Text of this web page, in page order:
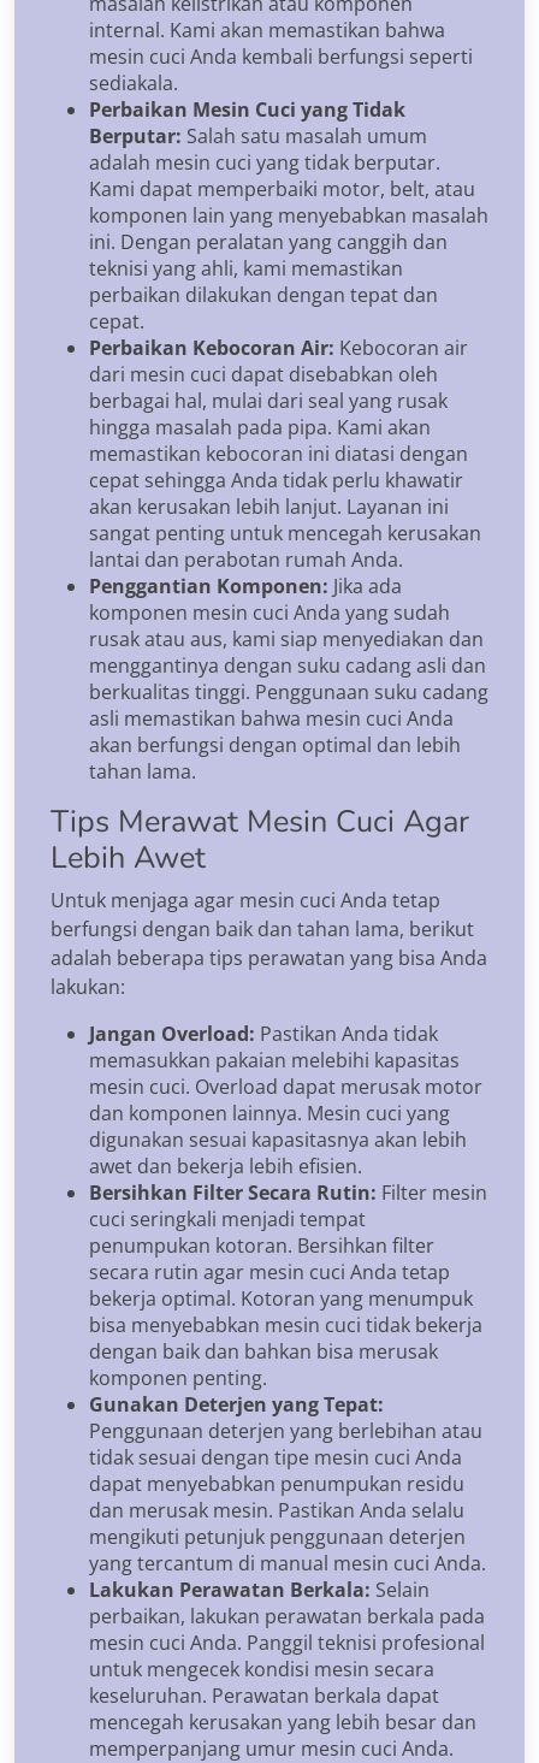
internal. Kami akan memastikan bahwa
mesin cuci Anda kembali berfungsi seperti
sediakala.
Perbaikan Mesin Cuci yang Tidak
Berputar: Salah satu masalah umum
adalah mesin cuci yang tidak berputar.
Kami dapat memperbaiki motor, belt, atau
komponen lain yang menyebabkan masalah
ini. Dengan peralatan yang canggih dan
teknisi yang ahli, kami memastikan
perbaikan dilakukan dengan tepat dan
cepat.
Perbaikan Kebocoran Air: Kebocoran air
dari mesin cuci dapat disebabkan oleh
berbagai hal, mulai dari seal yang rusak
hingga masalah pada pipa. Kami akan
memastikan kebocoran ini diatasi dengan
cepat sehingga Anda tidak perlu khawatir
akan kerusakan lebih lanjut. Layanan ini
sangat penting untuk mencegah kerusakan
lantai dan perabotan rumah Anda.
Penggantian Komponen: Jika ada
komponen mesin cuci Anda yang sudah
rusak atau aus, kami siap menyediakan dan
menggantinya dengan suku cadang asli dan
berkualitas tinggi. Penggunaan suku cadang
asli memastikan bahwa mesin cuci Anda
akan berfungsi dengan optimal dan lebih
tahan lama.
Tips Merawat Mesin Cuci Agar
Lebih Awet
Untuk menjaga agar mesin cuci Anda tetap
berfungsi dengan baik dan tahan lama, berikut
adalah beberapa tips perawatan yang bisa Anda
lakukan:
Jangan Overload: Pastikan Anda tidak
memasukkan pakaian melebihi kapasitas
mesin cuci. Overload dapat merusak motor
dan komponen lainnya. Mesin cuci yang
digunakan sesuai kapasitasnya akan lebih
awet dan bekerja lebih efisien.
Bersihkan Filter Secara Rutin: Filter mesin
cuci seringkali menjadi tempat
penumpukan kotoran. Bersihkan filter
secara rutin agar mesin cuci Anda tetap
bekerja optimal. Kotoran yang menumpuk
bisa menyebabkan mesin cuci tidak bekerja
dengan baik dan bahkan bisa merusak
komponen penting.
Gunakan Deterjen yang Tepat:
Penggunaan deterjen yang berlebihan atau
tidak sesuai dengan tipe mesin cuci Anda
dapat menyebabkan penumpukan residu
dan merusak mesin. Pastikan Anda selalu
mengikuti petunjuk penggunaan deterjen
yang tercantum di manual mesin cuci Anda.
Lakukan Perawatan Berkala: Selain
perbaikan, lakukan perawatan berkala pada
mesin cuci Anda. Panggil teknisi profesional
untuk mengecek kondisi mesin secara
keseluruhan. Perawatan berkala dapat
mencegah kerusakan yang lebih besar dan
memperpanjang umur mesin cuci Anda.